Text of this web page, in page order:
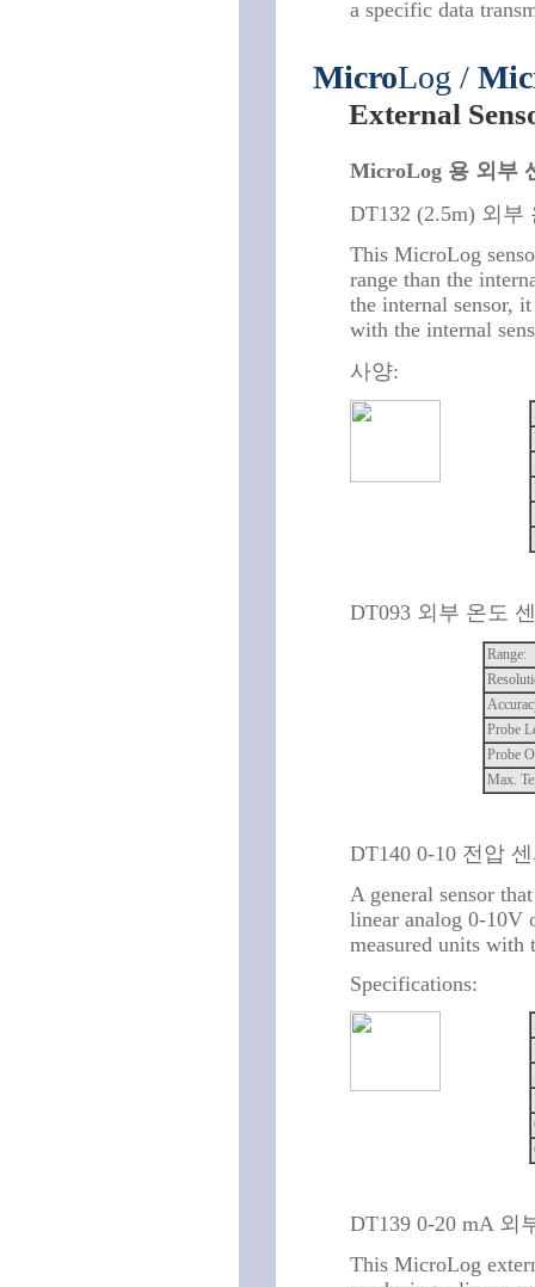
a specific data
MicroLog /
External
MicroLog 용 외부
DT132 (2.5m) 외부
This MicroLog
range than the
the internal sensor,
with the internal
사양:
DT093 외부 온도
Range:
Probe
Probe
Max.
DT140 0-10 전압
A general sensor
linear analog 0-10V
measured units
Specifications:
DT139 0-20 mA 외
This MicroLog